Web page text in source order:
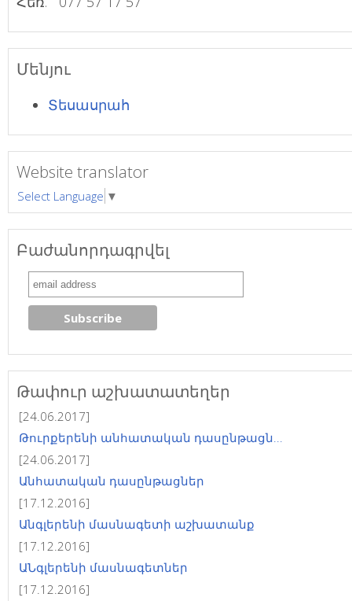
Մենյու
Տեսասրահ
Website translator
Select Language ▼
Բաժանորդագրվել
Թափուր աշխատատեղեր
[24.06.2017]
Թուրքերենի անհատական դասընթացն...
[24.06.2017]
Անհատական դասընթացներ
[17.12.2016]
Անգլերենի մասնագետի աշխատանք
[17.12.2016]
ԱՆգլերենի մասնագետներ
[17.12.2016]